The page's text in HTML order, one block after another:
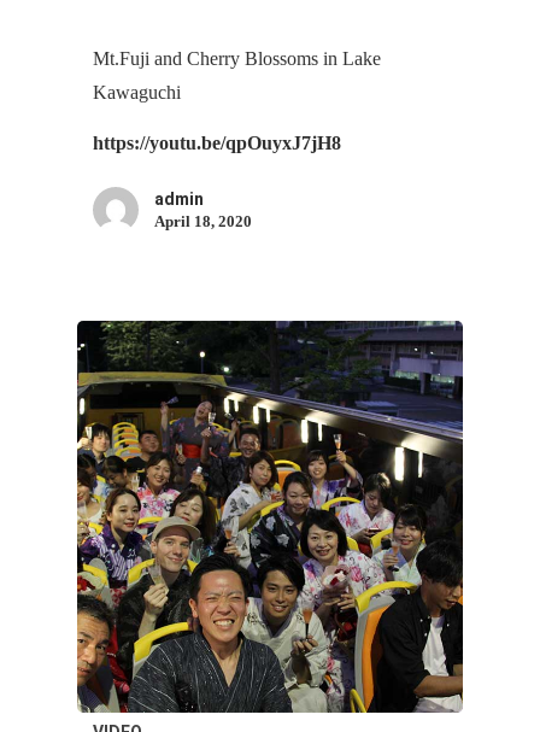
Mt.Fuji and Cherry Blossoms in Lake
Kawaguchi
https://youtu.be/qpOuyxJ7jH8
admin
April 18, 2020